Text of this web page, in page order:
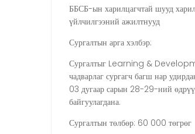
ББСБ-ын харилцагчтай шууд
үйлчилгээний ажилтнууд
Сургалтын арга хэлбэр:
Сургалтыг Learning &
чадварлаг сургагч багш нар
03 дугаар сарын 28-29-ний
байгуулагдана.
Сургалтын төлбөр: 60 000 төгрөг